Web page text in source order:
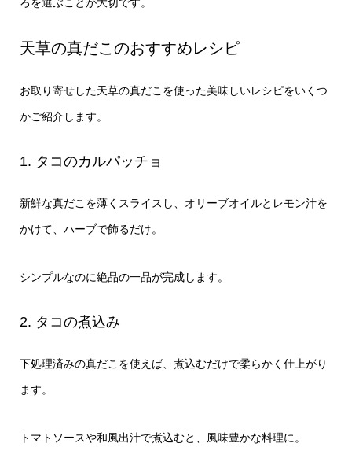
天草の真だこのおすすめレシピ
お取り寄せした天草の真だこを使った美味しいレシピをいくつ
かご紹介します。
1. タコのカルパッチョ
新鮮な真だこを薄くスライスし、オリーブオイルとレモン汁を
かけて、ハーブで飾るだけ。
シンプルなのに絶品の一品が完成します。
2. タコの煮込み
下処理済みの真だこを使えば、煮込むだけで柔らかく仕上がり
ます。
トマトソースや和風出汁で煮込むと、風味豊かな料理に。